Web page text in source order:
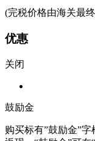
(完税价格由海关最
优惠
关闭
鼓励金
购买标有”鼓励金”